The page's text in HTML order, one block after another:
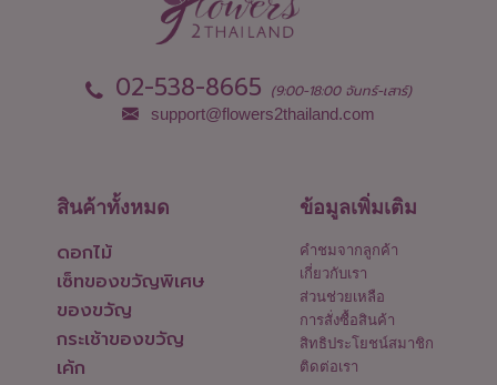
02-538-8665 (9:00-18:00 จันทร์-เสาร์)
support@flowers2thailand.com
สินค้าทั้งหมด
ดอกไม้
เซ็ทของขวัญพิเศษ
ของขวัญ
กระเช้าของขวัญ
เค้ก
ข้อมูลเพิ่มเติม
คำชมจากลูกค้า
เกี่ยวกับเรา
ส่วนช่วยเหลือ
การสั่งซื้อสินค้า
สิทธิประโยชน์สมาชิก
ติดต่อเรา